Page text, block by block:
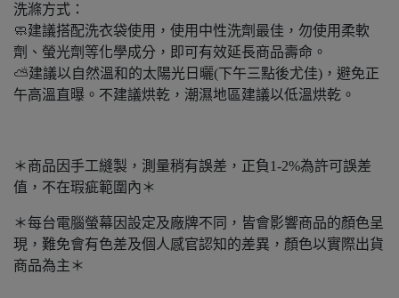
洗滌方式：
🧼建議搭配洗衣袋使⽤，使用中性洗劑最佳，勿使⽤柔軟
劑、螢光劑等化學成分，即可有效延長商品壽命。
⛅建議以⾃然溫和的太陽光⽇曬(下午三點後尤佳)，避免正
午⾼溫直曝。不建議烘乾，潮濕地區建議以低溫烘乾。
＊商品因手工縫製，測量稍有誤差，正負1-2%為許可誤差
值，不在瑕疵範圍內＊
＊每台電腦螢幕因設定及廠牌不同，皆會影響商品的顏色呈
現，難免會有色差及個人感官認知的差異，顏色以實際出貨
商品為主＊